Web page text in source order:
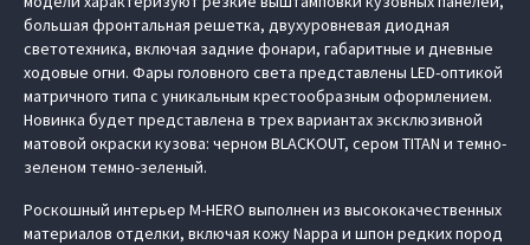
большая фронтальная решетка, двухуровневая диодная
светотехника, включая задние фонари, габаритные и дневные
ходовые огни. Фары головного света представлены LED-оптикой
матричного типа с уникальным крестообразным оформлением.
Новинка будет представлена в трех вариантах эксклюзивной
матовой окраски кузова: черном BLACKOUT, сером TITAN и темно-
зеленом темно-зеленый.
Роскошный интерьер M‑HERO выполнен из высококачественных
материалов отделки, включая кожу Nappa и шпон редких пород